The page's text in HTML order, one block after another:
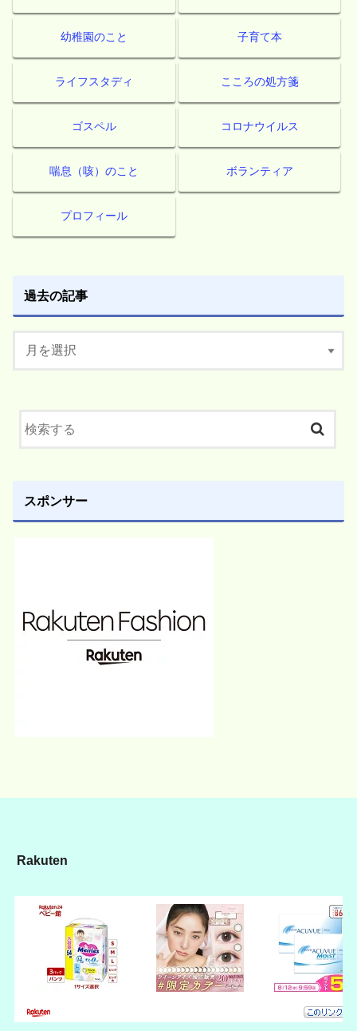
幼稚園のこと 子育て本
ライフスタディ こころの処方箋
ゴスペル コロナウイルス
喘息（咳）のこと ボランティア
プロフィール
過去の記事
スポンサー
Rakuten